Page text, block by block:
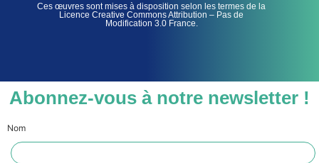
Ces œuvres sont mises à disposition selon les termes de la
Licence Creative Commons Attribution – Pas de
Modification 3.0 France.
Abonnez-vous à notre newsletter !
Nom